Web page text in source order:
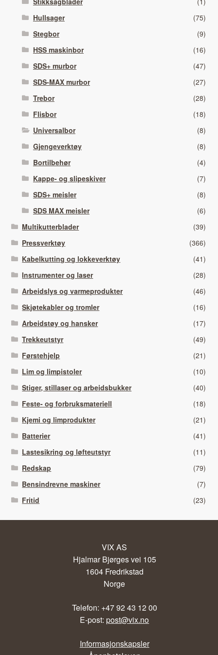
Hullsager
(75)
Stegbor
(9)
HSS maskinbor
(16)
SDS+ murbor
(47)
SDS-MAX murbor
(27)
Trebor
(28)
Flisbor
(18)
Universalbor
(8)
Gjengeverktøy
(8)
Bortilbehør
(4)
Kappe- og slipeskiver
(7)
SDS+ meisler
(8)
SDS MAX meisler
(6)
Multikutterblader
(39)
Pressverktøy
(366)
Kabelkutting og lokkeverktøy
(41)
Instrumenter og laser
(28)
Arbeidslys og varmeprodukter
(46)
Skjøtekabler og tromler
(16)
Arbeidstøy og hansker
(17)
Trekkeutstyr
(49)
Førstehjelp
(21)
Lim og limpistoler
(10)
Stiger, stillaser og arbeidsbukker
(40)
Feste- og forbruksmateriell
(18)
Kjemi og limprodukter
(21)
Batterier
(41)
Lastesikring og løfteutstyr
(11)
Redskap
(79)
Bensindrevne maskiner
(7)
Fritid
(23)
VIX AS
Hjalmar Bjørges vei 105
1604 Fredrikstad
Norge
Telefon: +47 92 43 12 00
E-post:post@vix.no
Informasjonskapsler